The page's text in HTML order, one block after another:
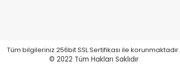
Tüm bilgileriniz 256bit SSL Sertifikası ile korunmaktadır.
© 2022 Tüm Hakları Saklıdır